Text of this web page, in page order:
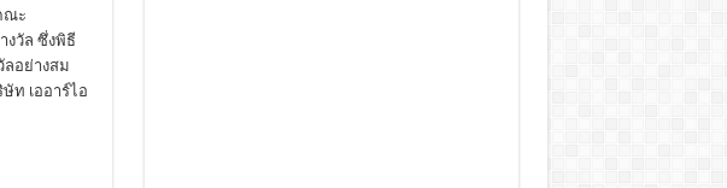
ณะ
งวัล ซึ่งพิธี
ลอย่างสม
ท เออาร์ไอ